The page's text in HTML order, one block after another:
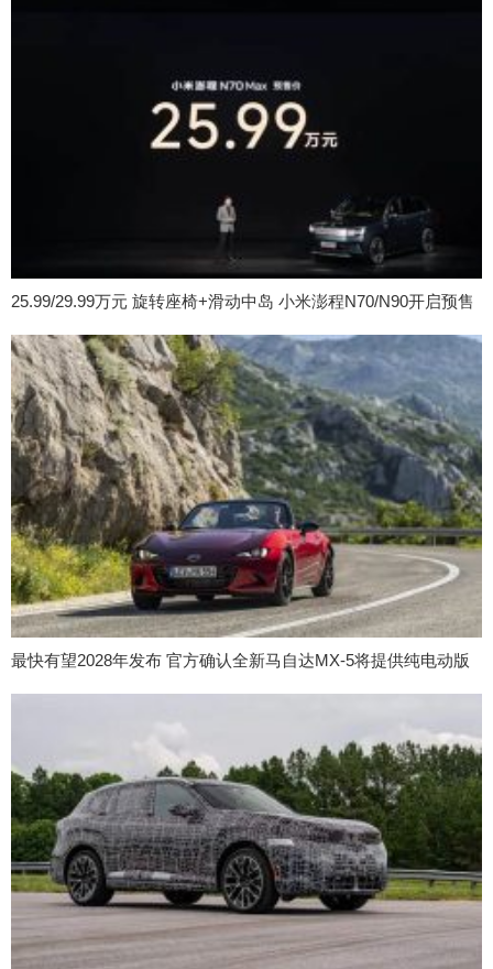
25.99/29.99万元 旋转座椅+滑动中岛 小米澎程N70/N90开启预售
最快有望2028年发布 官方确认全新马自达MX-5将提供纯电动版